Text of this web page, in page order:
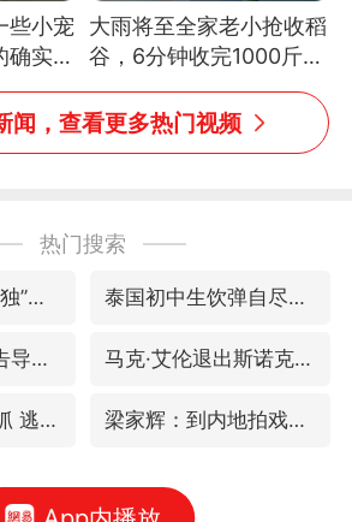
些小宠
确实有
大雨将至全家老小抢收稻
谷，6分钟收完1000斤，
没有一个人掉链子
闻，查看更多热门视频
热门搜索
台当局重金为“台独”织“皇帝新衣” 泰国初中生饮弹自尽前开了26枪
几元成本的AI广告导致千万市值蒸发 马克·艾伦退出斯诺克中国公开赛
河南刑案嫌犯被抓 逃窜时伤害多人 梁家辉：到内地拍戏不是北上是回归